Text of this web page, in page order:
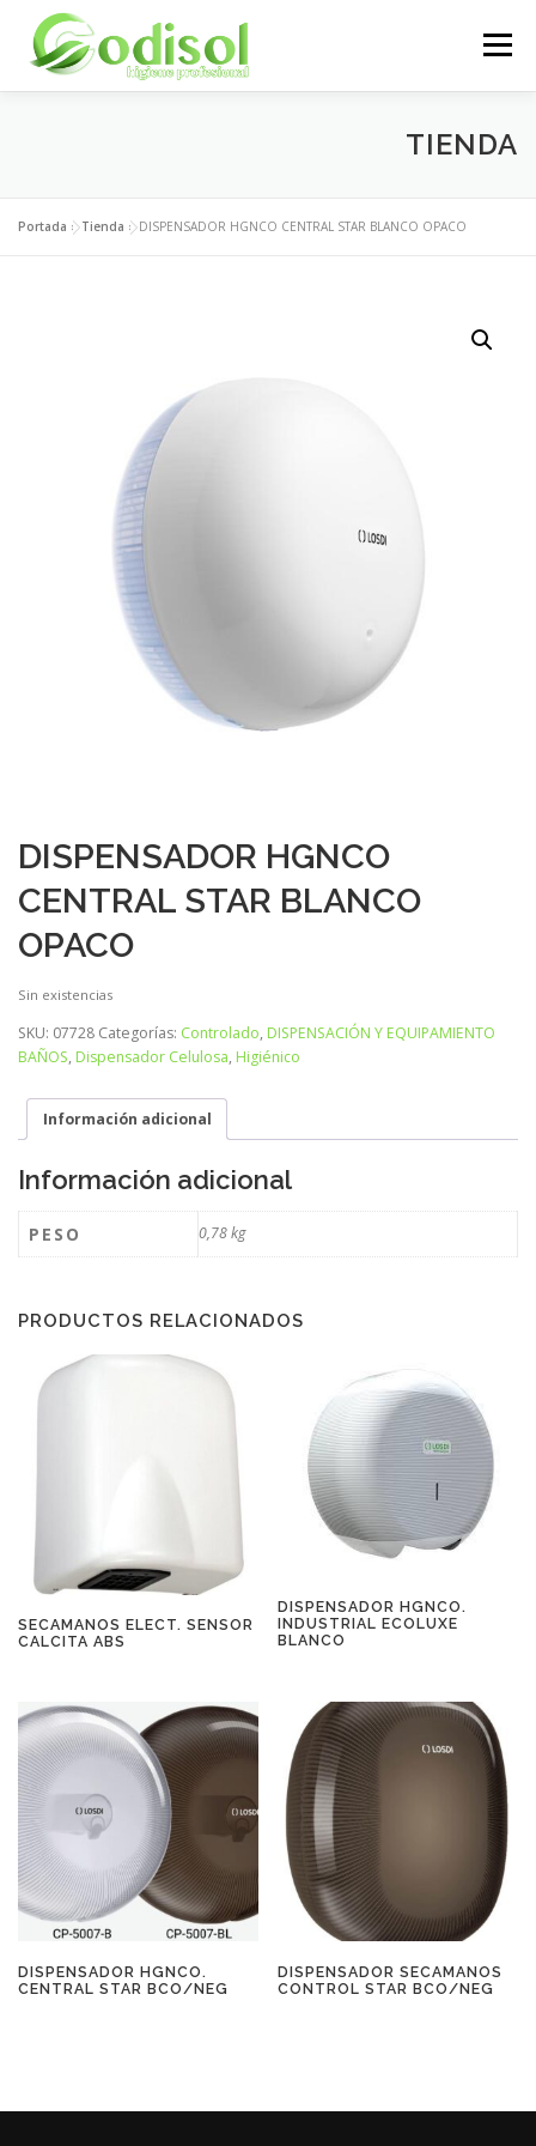
contenido
Menú
ÁREA CLIENTES CONTACTO
TIENDA
Portada »Tienda »DISPENSADOR HGNCO CENTRAL STAR BLANCO OPACO
DISPENSADOR HGNCO
CENTRAL STAR BLANCO
OPACO
Sin existencias
SKU: 07728 Categorías: Controlado, DISPENSACIÓN Y EQUIPAMIENTO
BAÑOS, Dispensador Celulosa, Higiénico
Información adicional
Información adicional
PESO 0,78 kg
PRODUCTOS RELACIONADOS
SECAMANOS ELECT. SENSOR
CALCITA ABS
DISPENSADOR HGNCO.
INDUSTRIAL ECOLUXE
BLANCO
DISPENSADOR HGNCO.
CENTRAL STAR BCO/NEG
DISPENSADOR SECAMANOS
CONTROL STAR BCO/NEG